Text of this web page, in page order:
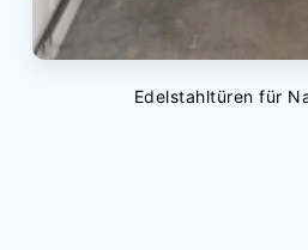
Edelstahltüren für